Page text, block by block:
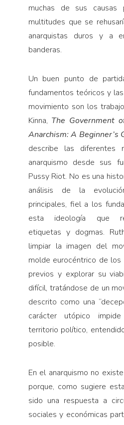
muchas de sus causas
multitudes que se
anarquistas duros y a
banderas.
Un buen punto de
fundamentos teóricos y
movimiento son los
Kinna, The Government
Anarchism: A Beginner’s
describe las diferentes
anarquismo desde sus
Pussy Riot. No es una
análisis de la
principales, fiel a los
esta ideología que
etiquetas y dogmas.
limpiar la imagen del
molde eurocéntrico de
previos y explorar su
difícil, tratándose de un
descrito como una
carácter utópico
territorio político,
posible.
En el anarquismo no
porque, como sugiere
sido una respuesta a
sociales y económicas